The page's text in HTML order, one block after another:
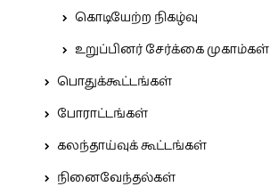
கொடியேற்ற நிகழ்வு
உறுப்பினர் சேர்க்கை முகாம்கள்
பொதுக்கூட்டங்கள்
போராட்டங்கள்
கலந்தாய்வுக் கூட்டங்கள்
நினைவேந்தல்கள்